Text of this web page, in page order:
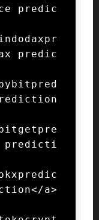
predic
predic
predicti
a>